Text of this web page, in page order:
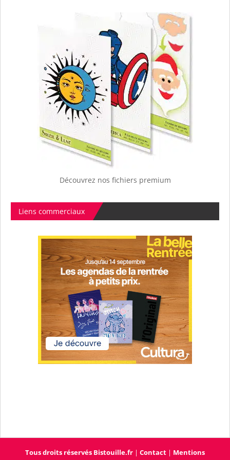
Découvrez nos fichiers premium
Liens commerciaux
Tous droits réservés Bistouille.fr| Contact| Mentions